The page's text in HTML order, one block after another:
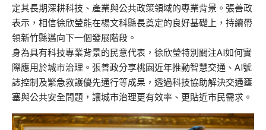
定其長期深耕科技、產業與公共政策領域的專業背景。張善政
表示，相信徐欣瑩能在楊文科縣長奠定的良好基礎上，持續帶
領新竹縣邁向下一個發展階段。
身為具有科技專業背景的民意代表，徐欣瑩特別關注AI如何實
際應用於城市治理。張善政分享桃園近年推動智慧交通、AI號
誌控制及緊急救護優先通行等成果，透過科技協助解決交通壅
塞與公共安全問題，讓城市治理更有效率、更貼近市民需求。